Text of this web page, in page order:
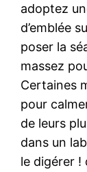
adoptez
d’emblée
poser la
massez
Certaines
pour
de leurs
dans un
le digérer !